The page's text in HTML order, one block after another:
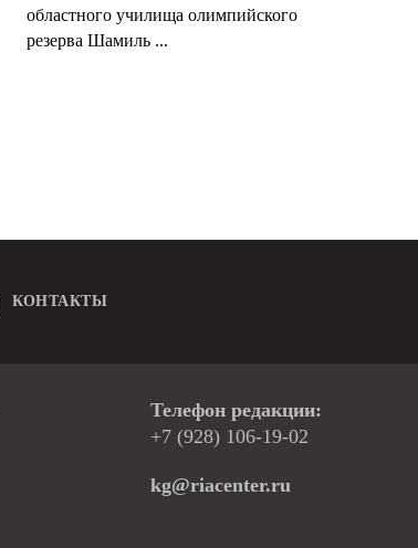
областного училища олимпийского
резерва Шамиль ...
КОНТАКТЫ
Телефон редакции:
+7 (928) 106-19-02
kg@riacenter.ru